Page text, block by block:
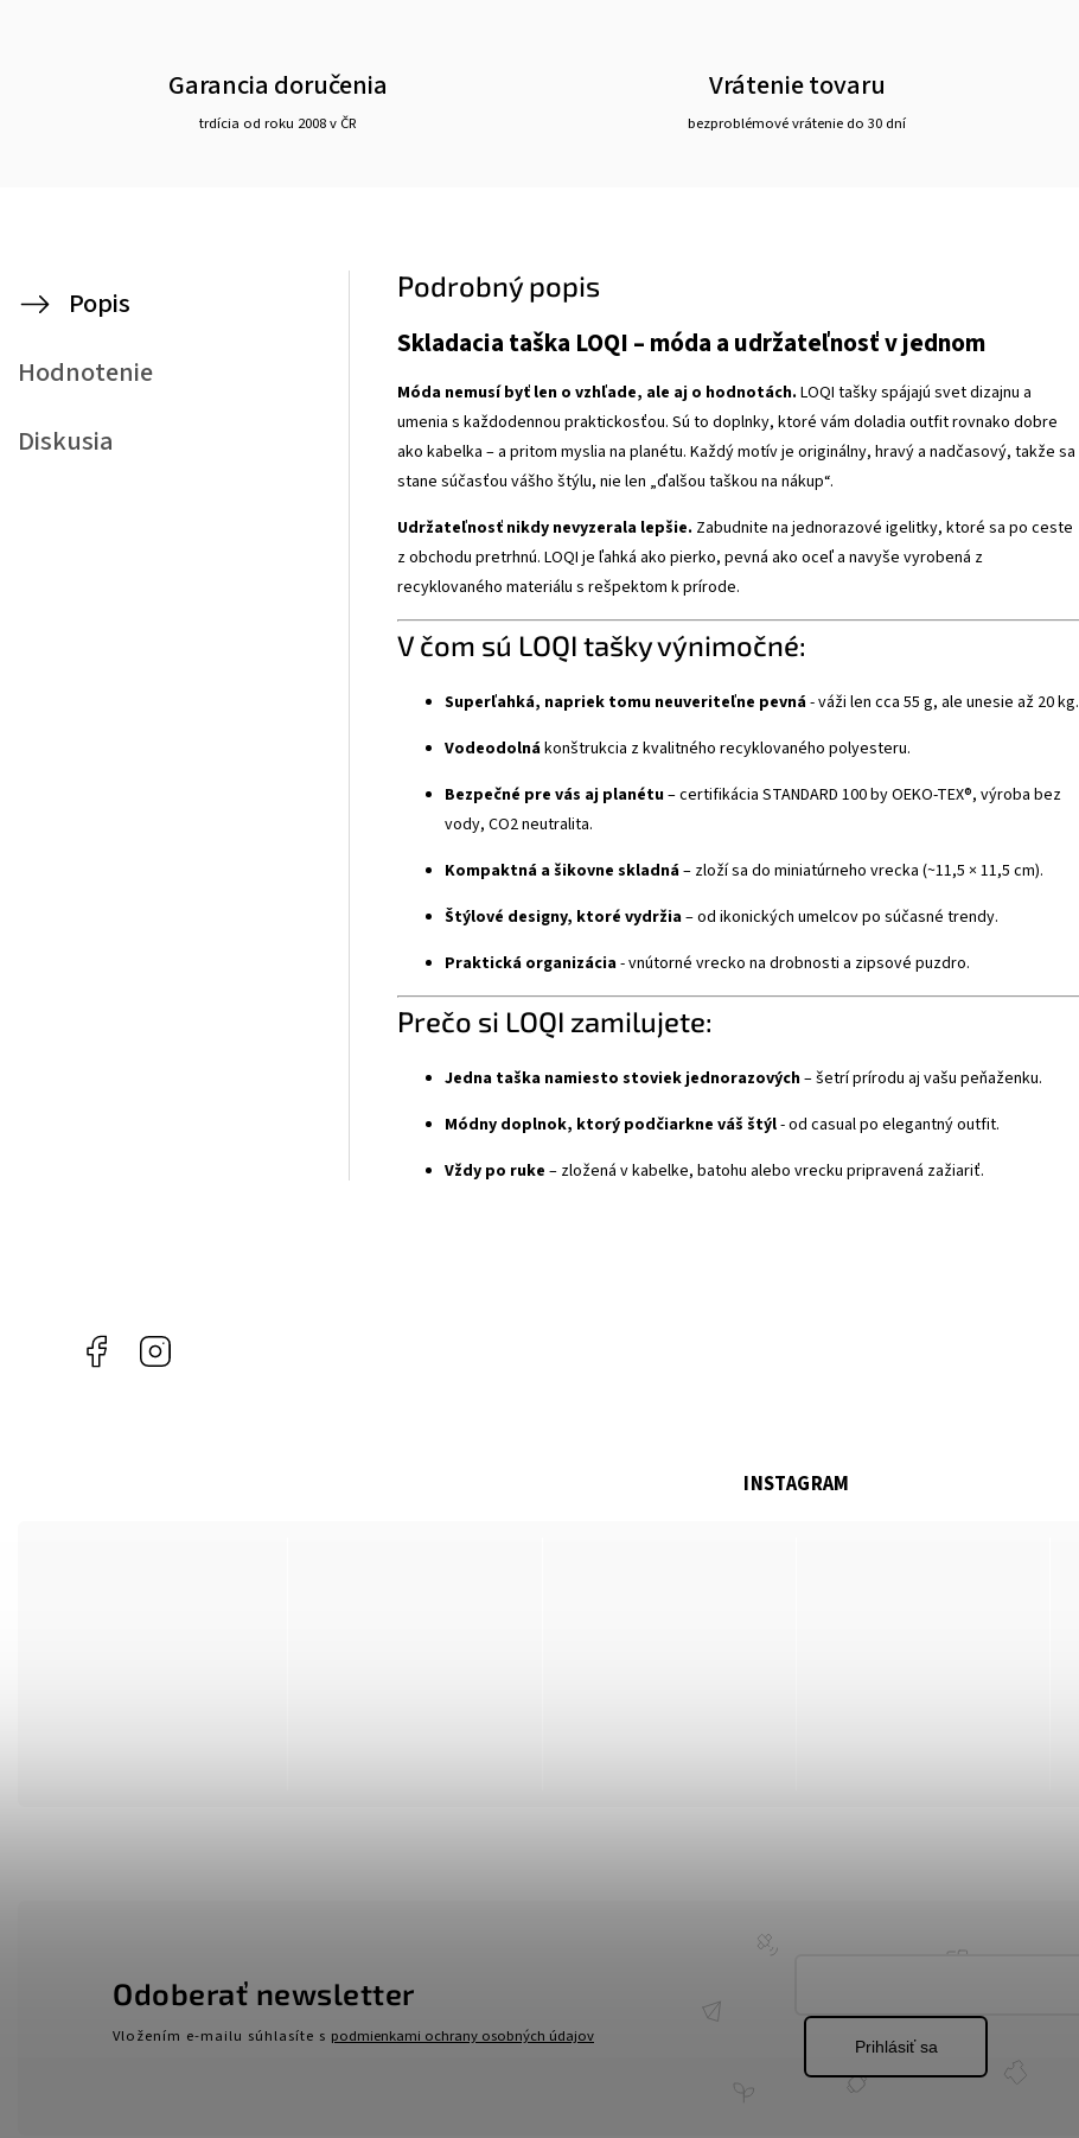
Garancia doručenia
trdícia od roku 2008 v ČR
Vrátenie tovaru
bezproblémové vrátenie do 30 dní
Popis
Hodnotenie
Diskusia
Podrobný popis
Skladacia taška LOQI – móda a udržateľnosť v jednom
Móda nemusí byť len o vzhľade, ale aj o hodnotách. LOQI tašky spájajú svet dizajnu a
umenia s každodennou praktickosťou. Sú to doplnky, ktoré vám doladia outfit rovnako dobre
ako kabelka – a pritom myslia na planétu. Každý motív je originálny, hravý a nadčasový, takže sa
stane súčasťou vášho štýlu, nie len „ďalšou taškou na nákup“.
Udržateľnosť nikdy nevyzerala lepšie. Zabudnite na jednorazové igelitky, ktoré sa po ceste
z obchodu pretrhnú. LOQI je ľahká ako pierko, pevná ako oceľ a navyše vyrobená z
recyklovaného materiálu s rešpektom k prírode.
V čom sú LOQI tašky výnimočné:
Superľahká, napriek tomu neuveriteľne pevná- váži len cca 55 g, ale unesie až 20 kg.
Vodeodolnákonštrukcia z kvalitného recyklovaného polyesteru.
Bezpečné pre vás aj planétu– certifikácia STANDARD 100 by OEKO-TEX®, výroba bez
vody, CO2 neutralita.
Kompaktná a šikovne skladná– zloží sa do miniatúrneho vrecka (~11,5 × 11,5 cm).
Štýlové designy, ktoré vydržia– od ikonických umelcov po súčasné trendy.
Praktická organizácia- vnútorné vrecko na drobnosti a zipsové puzdro.
Prečo si LOQI zamilujete:
Jedna taška namiesto stoviek jednorazových– šetrí prírodu aj vašu peňaženku.
Módny doplnok, ktorý podčiarkne váš štýl- od casual po elegantný outfit.
Vždy po ruke – zložená v kabelke, batohu alebo vrecku pripravená zažiariť.
Facebook
INSTAGRAM
Odoberať newsletter
Vložením e-mailu súhlasíte s podmienkami ochrany osobných údajov
Prihlásiť sa